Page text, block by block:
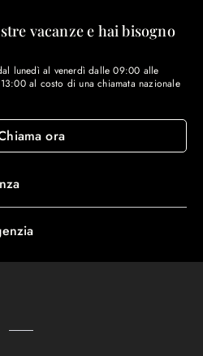
vacanze e hai bisogno
lunedì al venerdì dalle 09:00 alle
al costo di una chiamata nazionale
ora